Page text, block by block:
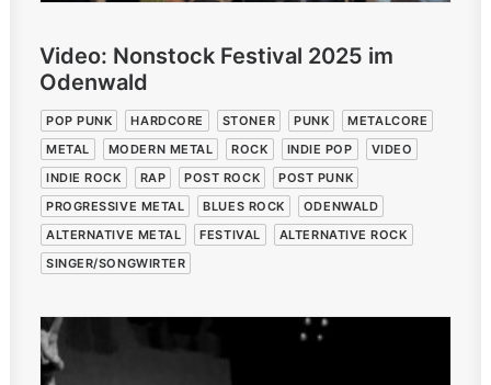
Video: Nonstock Festival 2025 im
Odenwald
POP PUNK HARDCORE STONER PUNK
METALCORE
METAL
MODERN METAL ROCK INDIE POP
VIDEO
INDIE ROCK
RAP POST ROCK
POST PUNK
PROGRESSIVE METAL
BLUES ROCK
ODENWALD
ALTERNATIVE METAL
FESTIVAL
ALTERNATIVE ROCK
SINGER/SONGWIRTER